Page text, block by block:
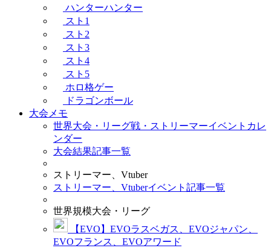
ハンターハンター
スト1
スト2
スト3
スト4
スト5
ホロ格ゲー
ドラゴンボール
大会メモ
世界大会・リーグ戦・ストリーマーイベントカレ
ンダー
大会結果記事一覧
ストリーマー、Vtuber
ストリーマー、Vtuberイベント記事一覧
世界規模大会・リーグ
【EVO】EVOラスベガス、EVOジャパン、
EVOフランス、EVOアワード